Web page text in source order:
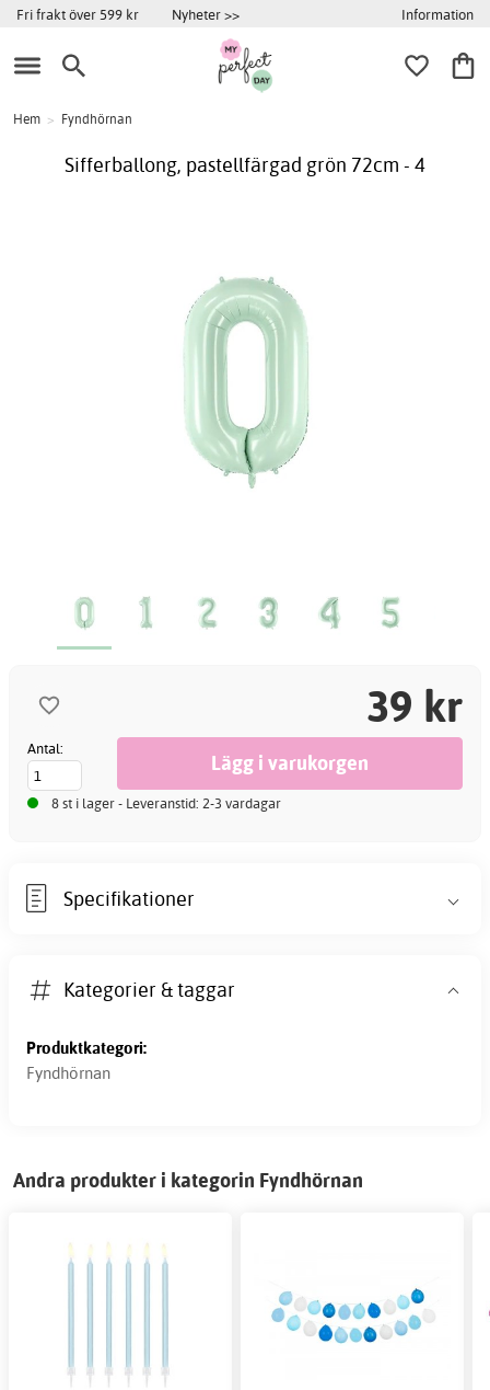
Fri frakt över 599 kr Nyheter >> Information
Hem > Fyndhörnan
Sifferballong, pastellfärgad grön 72cm - 4
39 kr
Antal:
8 st i lager - Leveranstid: 2-3 vardagar
Specifikationer
Kategorier & taggar
Produktkategori:
Fyndhörnan
Andra produkter i kategorin Fyndhörnan